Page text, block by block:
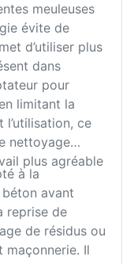
meuleuses
évite de
d’utiliser plus
dans
pour
limitant la
l’utilisation, ce
nettoyage
plus agréable
à la
avant
reprise de
de résidus ou
maçonnerie. Il